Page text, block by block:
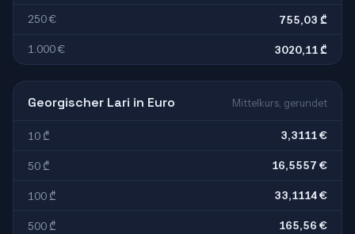
250 € 755,03 ₾
1.000 € 3020,11 ₾
Georgischer Lari in Euro Mittelkurs, gerundet
10 ₾ 3,3111 €
50 ₾ 16,5557 €
100 ₾ 33,1114 €
500 ₾ 165,56 €